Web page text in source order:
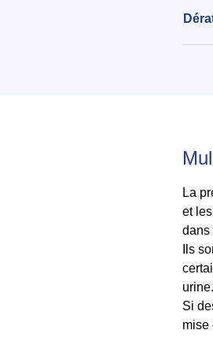
La
et
dans
Ils
urine.
Si
mise